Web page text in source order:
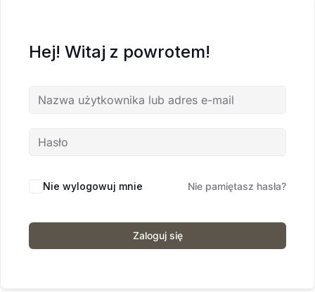
Hej! Witaj z powrotem!
Nie wylogowuj mnie Nie pamiętasz hasła?
Zaloguj się